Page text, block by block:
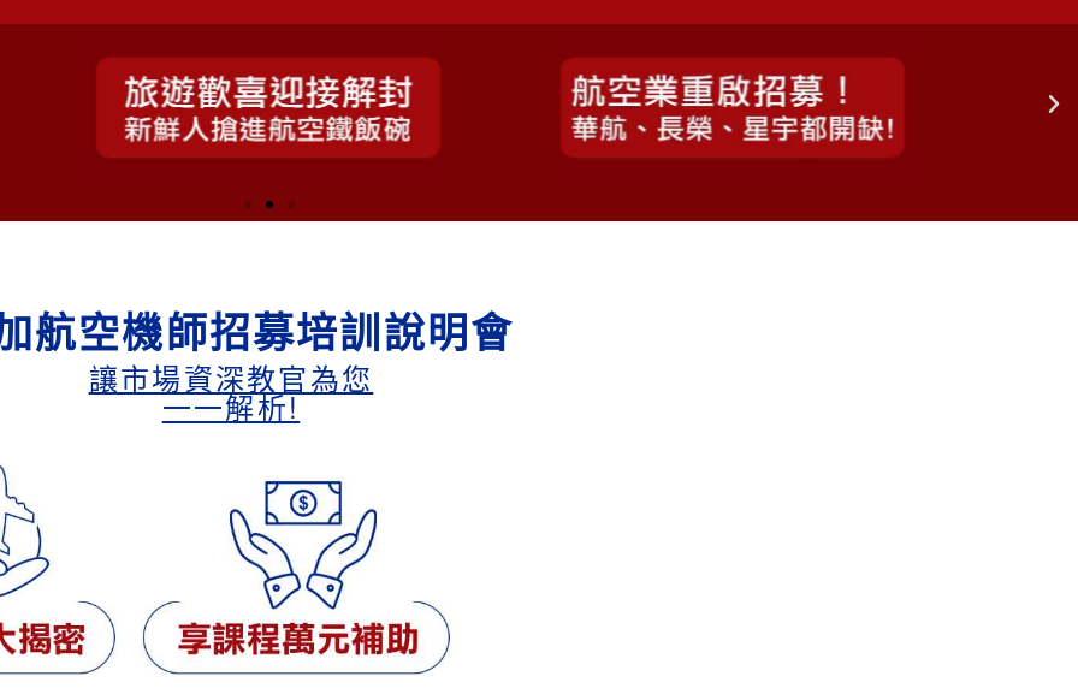
航空機師招募培訓說明會
讓市場資深教官為您
一一解析!